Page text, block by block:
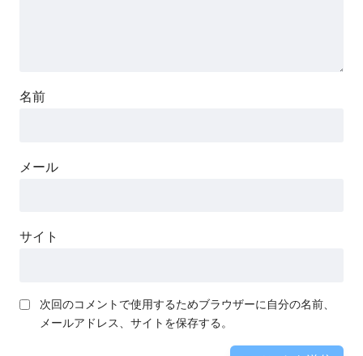
名前
メール
サイト
次回のコメントで使用するためブラウザーに自分の名前、
メールアドレス、サイトを保存する。